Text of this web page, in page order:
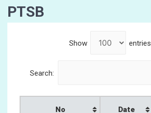
PTSB
Show entries
Search:
No Date